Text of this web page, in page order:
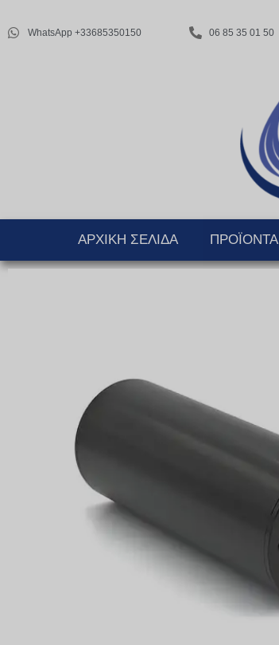
WhatsApp +33685350150 06 85 35 01 50
ΑΡΧΙΚΉ ΣΕΛΊΔΑ ΠΡΟΪΌΝΤΑ